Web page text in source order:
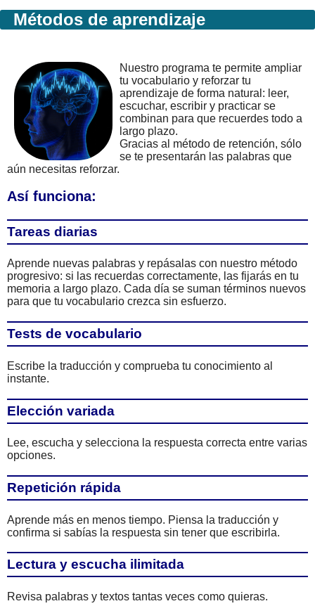
Métodos de aprendizaje
Nuestro programa te permite ampliar
tu vocabulario y reforzar tu
aprendizaje de forma natural: leer,
escuchar, escribir y practicar se
combinan para que recuerdes todo a
largo plazo.
Gracias al método de retención, sólo
se te presentarán las palabras que
aún necesitas reforzar.
Así funciona:
Tareas diarias
Aprende nuevas palabras y repásalas con nuestro método
progresivo: si las recuerdas correctamente, las fijarás en tu
memoria a largo plazo. Cada día se suman términos nuevos
para que tu vocabulario crezca sin esfuerzo.
Tests de vocabulario
Escribe la traducción y comprueba tu conocimiento al
instante.
Elección variada
Lee, escucha y selecciona la respuesta correcta entre varias
opciones.
Repetición rápida
Aprende más en menos tiempo. Piensa la traducción y
confirma si sabías la respuesta sin tener que escribirla.
Lectura y escucha ilimitada
Revisa palabras y textos tantas veces como quieras.